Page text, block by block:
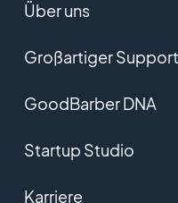
Über uns
Großartiger Support
GoodBarber DNA
Startup Studio
Karriere